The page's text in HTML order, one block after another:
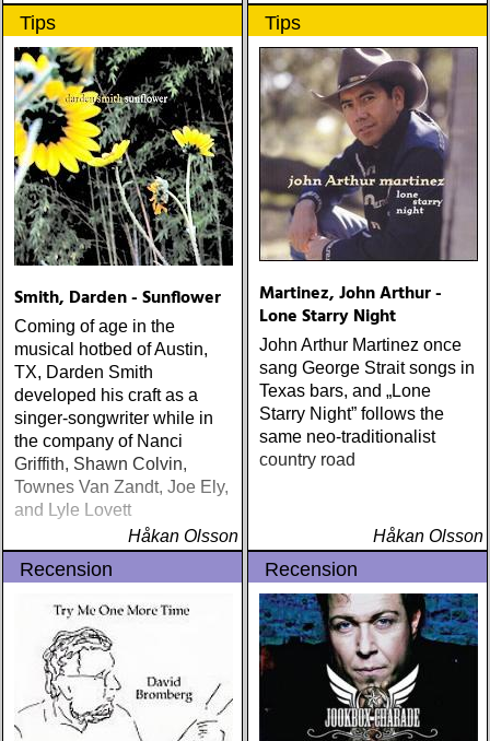
Dylan’s første konserter i
China, kan Johnny Borgan
ikke motstå fristelsen til å
bringe inn noen mulige
nyanser i bildet.
Tips
Smith, Darden - Sunflower
Coming of age in the
musical hotbed of Austin,
TX, Darden Smith
developed his craft as a
singer-songwriter while in
the company of Nanci
Griffith, Shawn Colvin,
Townes Van Zandt, Joe Ely,
and Lyle Lovett
Håkan Olsson
Tips
Martinez, John Arthur -
Lone Starry Night
John Arthur Martinez once
sang George Strait songs in
Texas bars, and „Lone
Starry Night” follows the
same neo-traditionalist
country road
Håkan Olsson
Recension Recension